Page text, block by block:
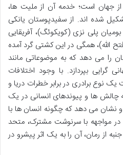
جهان است؛ خدمه آن از ملیت ها،
شده اند. از سفیدپوستان یانکی
بومیان پلی نزی (کویکوئگ)، آفریقایی
الله)، همگی در این کشتی گرد آمده
را می دهد که به موضوعاتی مانند
گرایی بپردازد. با وجود اختلافات
نوع برادری در برابر خطرات دریا و
چالش ها و پیوندهای انسانی در یک
نشان می دهد که چگونه انسان ها با
مواجهه با سرنوشت مشترک، متحد
از رمان، آن را به یک اثر پیشرو در